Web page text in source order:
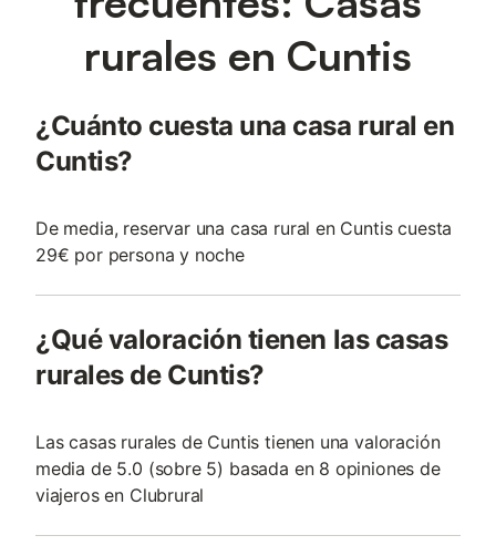
rurales en Cuntis
¿Cuánto cuesta una casa rural en
Cuntis?
De media, reservar una casa rural en Cuntis cuesta
29€ por persona y noche
¿Qué valoración tienen las casas
rurales de Cuntis?
Las casas rurales de Cuntis tienen una valoración
media de 5.0 (sobre 5) basada en 8 opiniones de
viajeros en Clubrural